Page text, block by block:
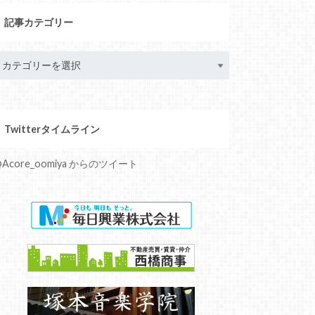
記事カテゴリー
Twitterタイムライン
からのツイート